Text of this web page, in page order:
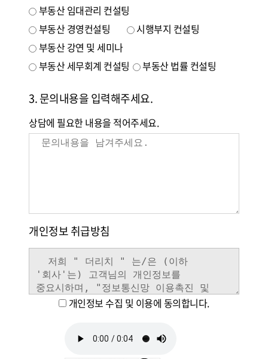
부동산 임대관리 컨설팅
부동산 경영컨설팅
시행부지 컨설팅
부동산 강연 및 세미나
부동산 세무회계 컨설팅
부동산 법률 컨설팅
3. 문의내용을 입력해주세요.
상담에 필요한 내용을 적어주세요.
개인정보 취급방침
개인정보 수집 및 이용에 동의합니다.